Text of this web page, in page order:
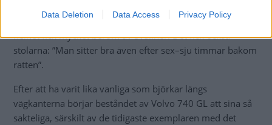
Data Deletion Data Access Privacy Policy
bakifrån som clou. Mätare, siffror och symboler lystes upp
av ”den senaste ljusledartekniken” och förarmiljön som
helhet fick mycket beröm av Svallner. Det fick också
stolarna: ”Man sitter bra även efter sex–sju timmar bakom
ratten”.
Efter att ha varit lika vanliga som björkar längs
vägkanterna börjar beståndet av Volvo 740 GL att sina så
sakteliga, särskilt av de tidigaste exemplaren med det